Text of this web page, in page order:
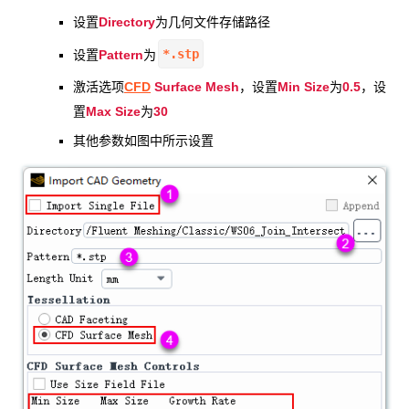
设置Directory为几何文件存储路径
设置Pattern为 *.stp
激活选项CFD Surface Mesh ，设置Min Size为0.5，设
置Max Size为30
其他参数如图中所示设置